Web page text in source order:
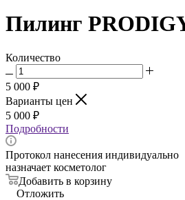
Пилинг
Количество
5 000 ₽
Варианты цен
5 000 ₽
Подробности
Протокол нанесения индивидуально
назначает косметолог
Добавить в корзину
Отложить